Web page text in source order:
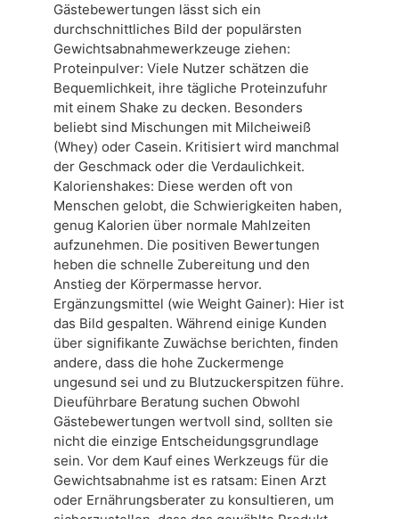
Gästebewertungen lässt sich ein
durchschnittliches Bild der populärsten
Gewichtsabnahmewerkzeuge ziehen:
Proteinpulver: Viele Nutzer schätzen die
Bequemlichkeit, ihre tägliche Proteinzufuhr
mit einem Shake zu decken. Besonders
beliebt sind Mischungen mit Milcheiweiß
(Whey) oder Casein. Kritisiert wird manchmal
der Geschmack oder die Verdaulichkeit.
Kalorienshakes: Diese werden oft von
Menschen gelobt, die Schwierigkeiten haben,
genug Kalorien über normale Mahlzeiten
aufzunehmen. Die positiven Bewertungen
heben die schnelle Zubereitung und den
Anstieg der Körpermasse hervor.
Ergänzungsmittel (wie Weight Gainer): Hier ist
das Bild gespalten. Während einige Kunden
über signifikante Zuwächse berichten, finden
andere, dass die hohe Zuckermenge
ungesund sei und zu Blutzuckerspitzen führe.
Dieuführbare Beratung suchen Obwohl
Gästebewertungen wertvoll sind, sollten sie
nicht die einzige Entscheidungsgrundlage
sein. Vor dem Kauf eines Werkzeugs für die
Gewichtsabnahme ist es ratsam: Einen Arzt
oder Ernährungsberater zu konsultieren, um